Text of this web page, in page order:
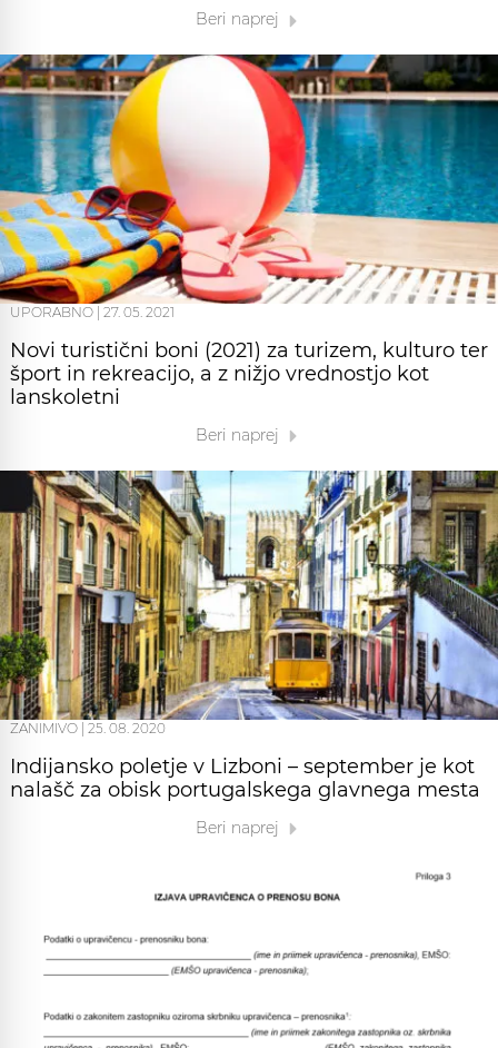
Beri naprej
UPORABNO 27. 05. 2021
Novi turistični boni (2021) za turizem, kulturo ter
šport in rekreacijo, a z nižjo vrednostjo kot
lanskoletni
Beri naprej
ZANIMIVO 25. 08. 2020
Indijansko poletje v Lizboni – september je kot
nalašč za obisk portugalskega glavnega mesta
Beri naprej